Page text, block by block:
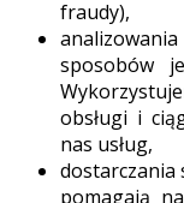
fraudy),
sposobów
obsługi i
nas usług,
dostarczania
pomagają